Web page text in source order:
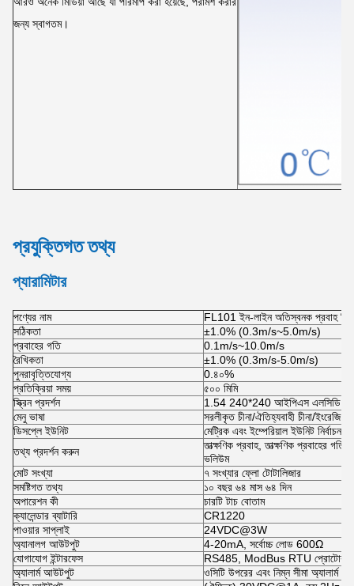
জন্য স্বাগতম।
প্রযুক্তিগত তথ্য
প্যারামিটার
পণ্যের নাম
FL101 ইন-লাইন অতিস্বনক প্রবাহ
সঠিকতা
±1.0% (0.3m/s~5.0m/s)
প্রবাহের গতি
0.1m/s~10.0m/s
রৈখিকতা
±1.0% (0.3m/s-5.0m/s)
পুনরাবৃত্তিযোগ্য
0.৪০%
প্রতিক্রিয়া সময়
৫০০ মিমি
স্ক্রিন প্রদর্শন
1.54 240*240 আইপিএস এলসিডি
মেনু ভাষা
সরলীকৃত চীনা/ঐতিহ্যবাহী চীনা/ইংরেজি
ডিসপ্লে ইউনিট
মেট্রিক এবং ইম্পেরিয়াল ইউনিট
তথ্য প্রদর্শন করুন
তাত্ক্ষণিক প্রবাহ, তাত্ক্ষণিক প্রবাহের
ভলিউম
মোট সংখ্যা
৭ সংখ্যার ফ্লো টোটালিজার
সমষ্টিগত তথ্য
১০ বছর ৬৪ মাস ৬৪ দিন
অপারেশন কী
চারটি টাচ বোতাম
ক্যালেন্ডার ব্যাটারি
CR1220
পাওয়ার সাপ্লাই
24VDC@3W
অ্যানালগ আউটপুট
4-20mA, সর্বোচ্চ লোড 600Ω
যোগাযোগ ইন্টারফেস
RS485, ModBus RTU প্রোটোকল
অ্যালার্ম আউটপুট
ওসিটি উপরের এবং নিম্ন সীমা